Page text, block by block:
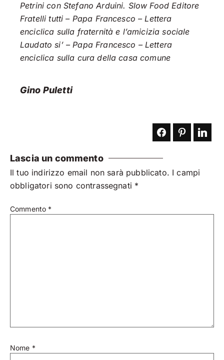
Petrini con Stefano Arduini. Slow Food Editore
Fratelli tutti – Papa Francesco – Lettera
enciclica sulla fraternità e l’amicizia sociale
Laudato si’ – Papa Francesco – Lettera
enciclica sulla cura della casa comune
Gino Puletti
Lascia un commento
Il tuo indirizzo email non sarà pubblicato. I campi
obbligatori sono contrassegnati *
Commento *
Nome *